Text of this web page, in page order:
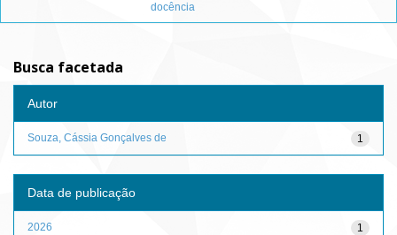
docência
Busca facetada
Autor
1
Souza, Cássia Gonçalves de
Data de publicação
1
2026